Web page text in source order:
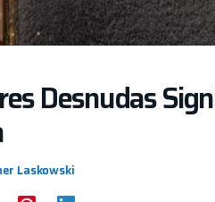
Desnudas
Laskowski